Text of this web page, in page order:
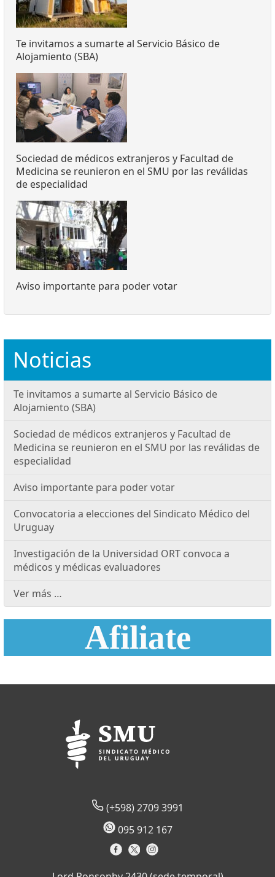
Te invitamos a sumarte al Servicio Básico de
Alojamiento (SBA)
Sociedad de médicos extranjeros y Facultad de
Medicina se reunieron en el SMU por las reválidas
de especialidad
Aviso importante para poder votar
Noticias
Te invitamos a sumarte al Servicio Básico de
Alojamiento (SBA)
Sociedad de médicos extranjeros y Facultad de
Medicina se reunieron en el SMU por las reválidas de
especialidad
Aviso importante para poder votar
Convocatoria a elecciones del Sindicato Médico del
Uruguay
Investigación de la Universidad ORT convoca a
médicos y médicas evaluadores
Ver más …
Afiliate
(+598) 2709 3991
095 912 167